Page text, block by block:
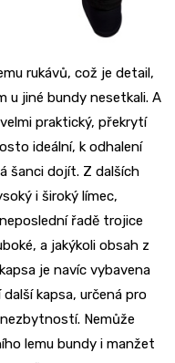
rukávů, což je detail,
u jiné bundy nesetkali. A
praktický, překrytí
ideální, k odhalení
šanci dojít. Z dalších
i široký límec,
řadě trojice
a jakýkoli obsah z
je navíc vybavena
kapsa, určená pro
Nemůže
lemu bundy i manžet